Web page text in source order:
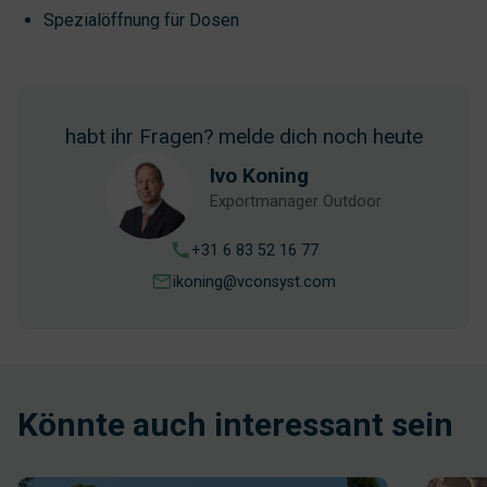
Spezialöffnung für Dosen
habt ihr Fragen? melde dich noch heute
Ivo Koning
Exportmanager Outdoor
+31 6 83 52 16 77
ikoning@vconsyst.com
Könnte auch interessant sein